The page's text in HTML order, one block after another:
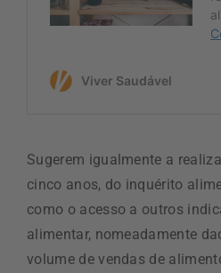
Sugerem igualmente a
cinco anos, do inquérito
como o acesso a outros
alimentar, nomeadamente
volume de vendas de